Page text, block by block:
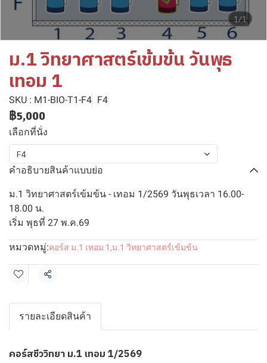
1/1
ม.1 วิทยาศาสตร์เข้มข้น วันพุธ
เทอม 1
SKU : M1-BIO-T1-F4 F4
฿5,000
เลือกที่นั่ง
F4
คำอธิบายสินค้าแบบย่อ
ม.1 วิทยาศาสตร์เข้มข้น - เทอม 1/2569 วันพุธเวลา 16.00-
18.00 น.
เริ่ม พุธที่ 27 พ.ค.69
หมวดหมู่:คอร์ส ม.1 เทอม 1 ,ม.1 วิทยาศาสตร์เข้มข้น
แชร์
รายละเอียดสินค้า
คอร์สชีววิทยา ม.1 เทอม 1/2569